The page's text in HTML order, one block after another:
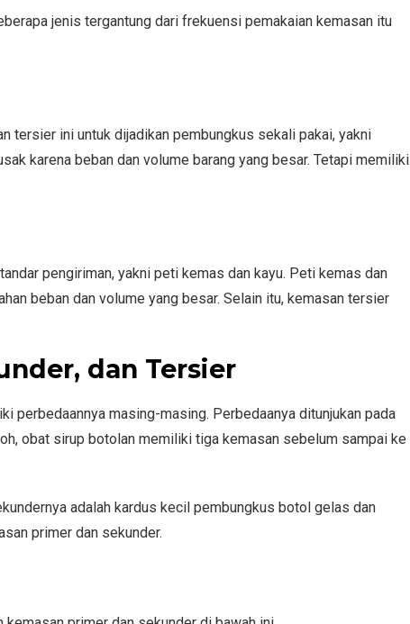
jenis tergantung dari frekuensi pemakaian kemasan itu
tersier ini untuk dijadikan pembungkus sekali pakai, yakni
karena beban dan volume barang yang besar. Tetapi memiliki
pengiriman, yakni peti kemas dan kayu. Peti kemas dan
beban dan volume yang besar. Selain itu, kemasan tersier
dan Tersier
perbedaannya masing-masing. Perbedaanya ditunjukan pada
obat sirup botolan memiliki tiga kemasan sebelum sampai ke
adalah kardus kecil pembungkus botol gelas dan
primer dan sekunder.